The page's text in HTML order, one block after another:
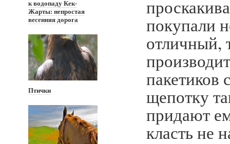
к водопаду Кек-
Жарты: непростая
весенняя дорога
Птички
покупали
отличный,
щепотку
придают
класть не